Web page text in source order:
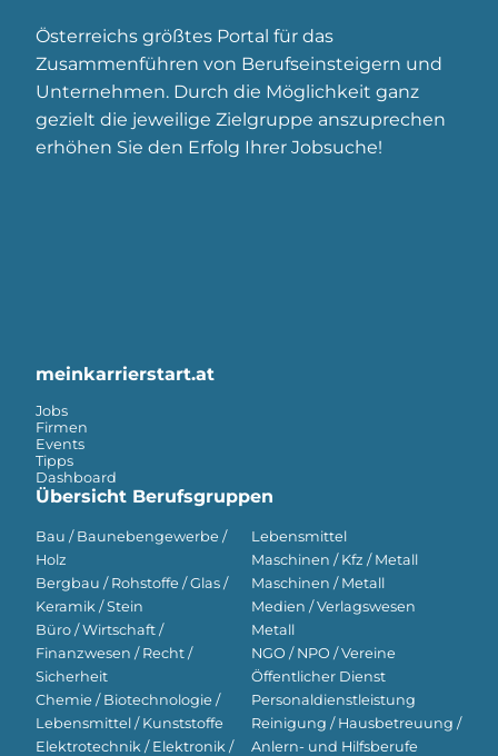
Österreichs größtes Portal für das
Zusammenführen von Berufseinsteigern und
Unternehmen. Durch die Möglichkeit ganz
gezielt die jeweilige Zielgruppe anszuprechen
erhöhen Sie den Erfolg Ihrer Jobsuche!
meinkarrierstart.at
Jobs
Firmen
Events
Tipps
Dashboard
Übersicht Berufsgruppen
Bau / Baunebengewerbe /
Holz
Bergbau / Rohstoffe / Glas /
Keramik / Stein
Büro / Wirtschaft /
Finanzwesen / Recht /
Sicherheit
Chemie / Biotechnologie /
Lebensmittel / Kunststoffe
Elektrotechnik / Elektronik /
Lebensmittel
Maschinen / Kfz / Metall
Maschinen / Metall
Medien / Verlagswesen
Metall
NGO / NPO / Vereine
Öffentlicher Dienst
Personaldienstleistung
Reinigung / Hausbetreuung /
Anlern- und Hilfsberufe